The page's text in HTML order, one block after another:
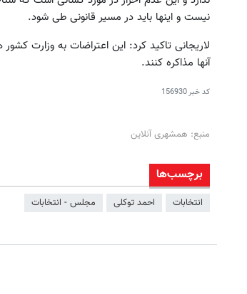
نیست و اینها باید در مسیر قانونی طی شود.
لاریجانی تاکید کرد: این اعتراضات به
آنها مذاکره کنند.
کد خبر156930
منبع: همشهری آنلاین
برچسب‌ها
انتخابات احمد توکلی مجلس - انتخابات